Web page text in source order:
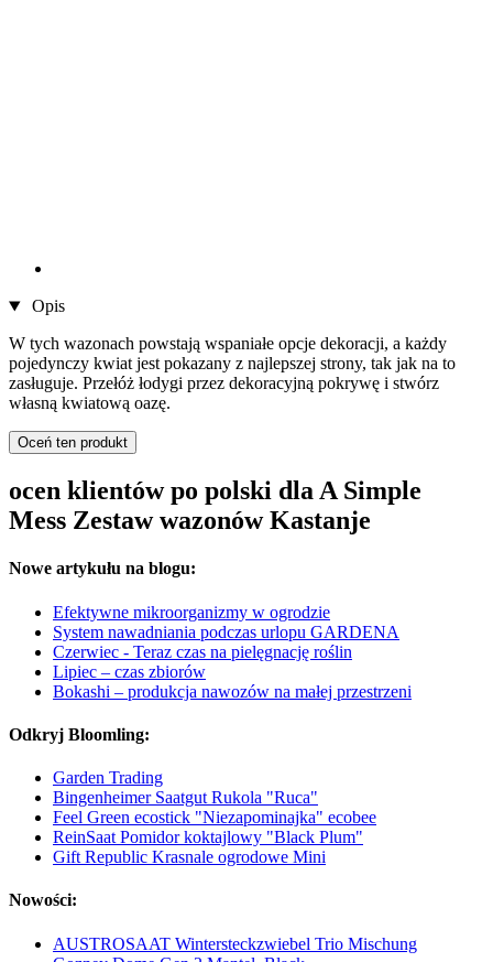
Opis
W tych wazonach powstają wspaniałe opcje dekoracji, a każdy
pojedynczy kwiat jest pokazany z najlepszej strony, tak jak na to
zasługuje. Przełóż łodygi przez dekoracyjną pokrywę i stwórz
własną kwiatową oazę.
Oceń ten produkt
ocen klientów po polski dla A Simple
Mess Zestaw wazonów Kastanje
Nowe artykułu na blogu:
Efektywne mikroorganizmy w ogrodzie
System nawadniania podczas urlopu GARDENA
Czerwiec - Teraz czas na pielęgnację roślin
Lipiec – czas zbiorów
Bokashi – produkcja nawozów na małej przestrzeni
Odkryj Bloomling:
Garden Trading
Bingenheimer Saatgut Rukola "Ruca"
Feel Green ecostick "Niezapominajka" ecobee
ReinSaat Pomidor koktajlowy "Black Plum"
Gift Republic Krasnale ogrodowe Mini
Nowości:
AUSTROSAAT Wintersteckzwiebel Trio Mischung